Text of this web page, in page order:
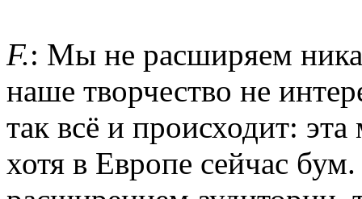
F.: Мы не расширяем
наше творчество не
так всё и происходит:
хотя в Европе сейчас